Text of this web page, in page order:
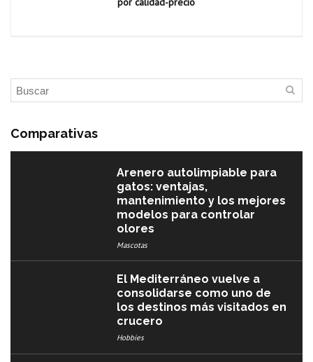
Comparativas
Arenero autolimpiable para
gatos: ventajas,
mantenimiento y los mejores
modelos para controlar
olores
Mascotas
El Mediterráneo vuelve a
consolidarse como uno de
los destinos más visitados en
crucero
Hobbies